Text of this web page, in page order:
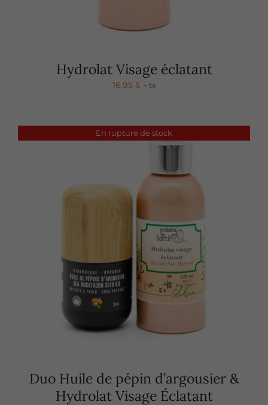
Hydrolat Visage éclatant
16,95 $ + tx
En rupture de stock
Duo Huile de pépin d’argousier &
Hydrolat Visage Éclatant